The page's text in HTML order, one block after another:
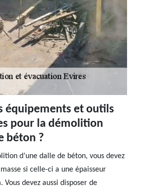
équipements et outils
pour la démolition
béton ?
d’une dalle de béton, vous devez
si celle-ci a une épaisseur
devez aussi disposer de